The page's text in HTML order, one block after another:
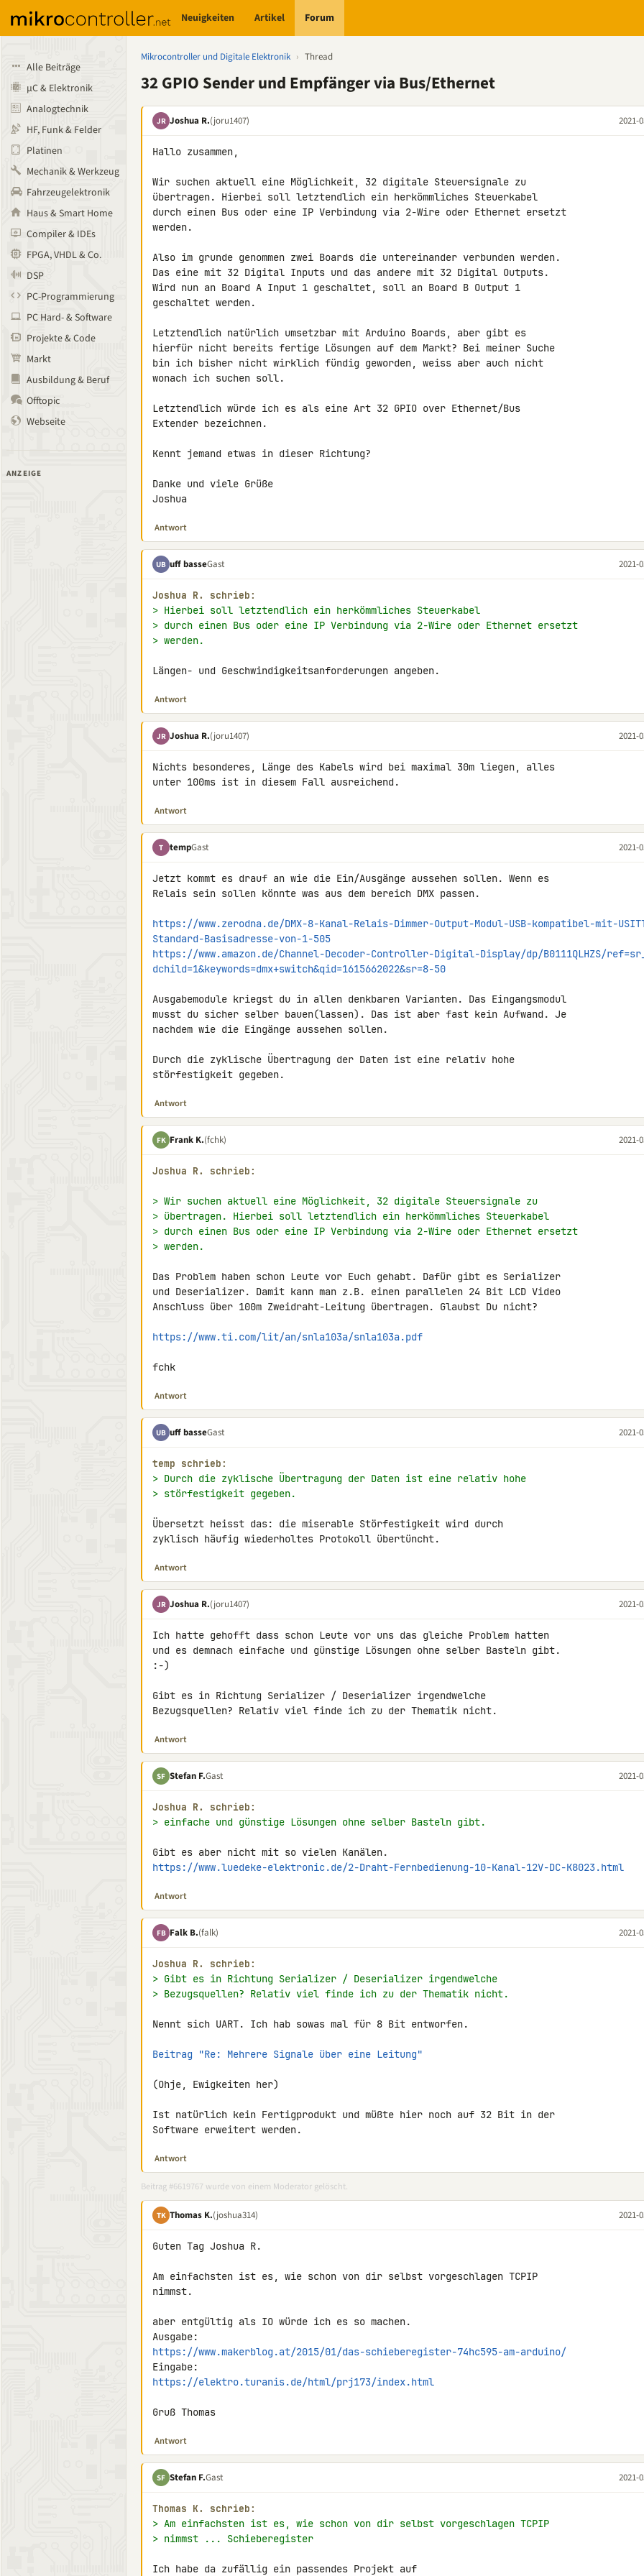
Neuigkeiten Artikel Forum
Alle Beiträge
µC & Elektronik
Analogtechnik
HF, Funk & Felder
Platinen
Mechanik & Werkzeug
Fahrzeugelektronik
Haus & Smart Home
Compiler & IDEs
FPGA, VHDL & Co.
DSP
PC-Programmierung
PC Hard- & Software
Projekte & Code
Markt
Ausbildung & Beruf
Offtopic
Webseite
ANZEIGE
Mikrocontroller und Digitale Elektronik › Thread
32 GPIO Sender und Empfänger via Bus/Ethernet
JR Joshua R.(joru1407) 2021-
Hallo zusammen,
Wir suchen aktuell eine Möglichkeit, 32 digitale Steuersignale zu
übertragen. Hierbei soll letztendlich ein herkömmliches Steuerkabel
durch einen Bus oder eine IP Verbindung via 2-Wire oder Ethernet ersetzt
werden.
Also im grunde genommen zwei Boards die untereinander verbunden werden.
Das eine mit 32 Digital Inputs und das andere mit 32 Digital Outputs.
Wird nun an Board A Input 1 geschaltet, soll an Board B Output 1
geschaltet werden.
Letztendlich natürlich umsetzbar mit Arduino Boards, aber gibt es
hierfür nicht bereits fertige Lösungen auf dem Markt? Bei meiner Suche
bin ich bisher nicht wirklich fündig geworden, weiss aber auch nicht
wonach ich suchen soll.
Letztendlich würde ich es als eine Art 32 GPIO over Ethernet/Bus
Extender bezeichnen.
Kennt jemand etwas in dieser Richtung?
Danke und viele Grüße
Joshua
Antwort
UB uff basseGast 2021-
Joshua R. schrieb:
> Hierbei soll letztendlich ein herkömmliches Steuerkabel
> durch einen Bus oder eine IP Verbindung via 2-Wire oder Ethernet ersetzt
> werden.
Längen- und Geschwindigkeitsanforderungen angeben.
Antwort
JR Joshua R.(joru1407) 2021-
Nichts besonderes, Länge des Kabels wird bei maximal 30m liegen, alles
unter 100ms ist in diesem Fall ausreichend.
Antwort
T tempGast 2021-
Jetzt kommt es drauf an wie die Ein/Ausgänge aussehen sollen. Wenn es
Relais sein sollen könnte was aus dem bereich DMX passen.
https://www.zerodna.de/DMX-8-Kanal-Relais-Dimmer-Output-Modul-USB-kompatibel-mit-
Standard-Basisadresse-von-1-505
https://www.amazon.de/Channel-Decoder-Controller-Digital-Display/dp/B0111QLHZS/
dchild=1&keywords=dmx+switch&qid=1615662022&sr=8-50
Ausgabemodule kriegst du in allen denkbaren Varianten. Das Eingangsmodul
musst du sicher selber bauen(lassen). Das ist aber fast kein Aufwand. Je
nachdem wie die Eingänge aussehen sollen.
Durch die zyklische Übertragung der Daten ist eine relativ hohe
störfestigkeit gegeben.
Antwort
FK Frank K.(fchk) 2021-
Joshua R. schrieb:
> Wir suchen aktuell eine Möglichkeit, 32 digitale Steuersignale zu
> übertragen. Hierbei soll letztendlich ein herkömmliches Steuerkabel
> durch einen Bus oder eine IP Verbindung via 2-Wire oder Ethernet ersetzt
> werden.
Das Problem haben schon Leute vor Euch gehabt. Dafür gibt es Serializer
und Deserializer. Damit kann man z.B. einen parallelen 24 Bit LCD Video
Anschluss über 100m Zweidraht-Leitung übertragen. Glaubst Du nicht?
https://www.ti.com/lit/an/snla103a/snla103a.pdf
fchk
Antwort
UB uff basseGast 2021-
temp schrieb:
> Durch die zyklische Übertragung der Daten ist eine relativ hohe
> störfestigkeit gegeben.
Übersetzt heisst das: die miserable Störfestigkeit wird durch
zyklisch häufig wiederholtes Protokoll übertüncht.
Antwort
JR Joshua R.(joru1407) 2021-
Ich hatte gehofft dass schon Leute vor uns das gleiche Problem hatten
und es demnach einfache und günstige Lösungen ohne selber Basteln gibt.
:-)
Gibt es in Richtung Serializer / Deserializer irgendwelche
Bezugsquellen? Relativ viel finde ich zu der Thematik nicht.
Antwort
SF Stefan F.Gast 2021-
Joshua R. schrieb:
> einfache und günstige Lösungen ohne selber Basteln gibt.
https://www.luedeke-elektronic.de/2-Draht-Fernbedienung-10-Kanal-12V-DC-K8023.html
Antwort
FB Falk B.(falk) 2021-
Joshua R. schrieb:
> Gibt es in Richtung Serializer / Deserializer irgendwelche
> Bezugsquellen? Relativ viel finde ich zu der Thematik nicht.
Nennt sich UART. Ich hab sowas mal für 8 Bit entworfen.
Beitrag "Re: Mehrere Signale über eine Leitung"
(Ohje, Ewigkeiten her)
Ist natürlich kein Fertigprodukt und müßte hier noch auf 32 Bit in der
Software erweitert werden.
Antwort
Beitrag #6619767 wurde von einem Moderator gelöscht.
TK Thomas K.(joshua314) 2021-
Guten Tag Joshua R.
Am einfachsten ist es, wie schon von dir selbst vorgeschlagen TCPIP
nimmst.
aber entgültig als IO würde ich es so machen.
https://www.makerblog.at/2015/01/das-schieberegister-74hc595-am-arduino/
https://elektro.turanis.de/html/prj173/index.html
Gruß Thomas
Antwort
SF Stefan F.Gast 2021-
Thomas K. schrieb:
> Am einfachsten ist es, wie schon von dir selbst vorgeschlagen TCPIP
> nimmst ... Schieberegister